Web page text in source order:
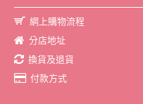
網上購物流程
分店地址
換貨及退貨
付款方式